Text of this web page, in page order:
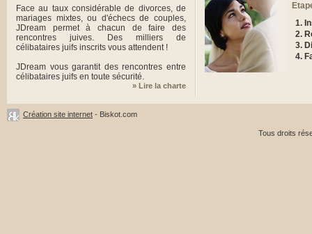
Face au taux considérable de divorces, de
mariages mixtes, ou d'échecs de couples,
JDream permet à chacun de faire des
rencontres juives. Des milliers de
célibataires juifs inscrits vous attendent !
JDream vous garantit des rencontres entre
célibataires juifs en toute sécurité.
» Lire la charte
Création site internet - Biskot.com
Tous droits